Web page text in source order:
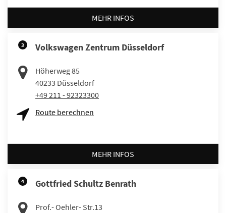
MEHR INFOS
3 Volkswagen Zentrum Düsseldorf
Höherweg 85
40233 Düsseldorf
+49 211 - 92323300
Route berechnen
MEHR INFOS
4 Gottfried Schultz Benrath
Prof.- Oehler- Str.13